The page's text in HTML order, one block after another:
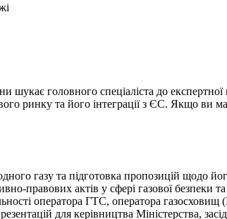
шукає головного спеціаліста до
ринку та його інтеграції з ЄС. Якщо ви
газу та підготовка пропозицій щодо
правових актів у сфері газової безпеки
оператора ГТС, оператора газосховищ
для керівництва Міністерства,